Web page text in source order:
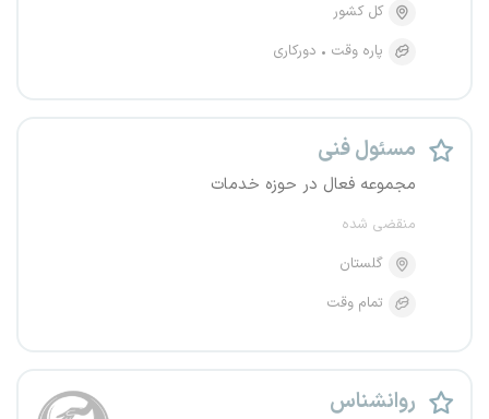
کل کشور
پاره وقت
دورکاری
مسئول فنی
مجموعه فعال در حوزه خدمات
منقضی شده
گلستان
تمام وقت
روانشناس